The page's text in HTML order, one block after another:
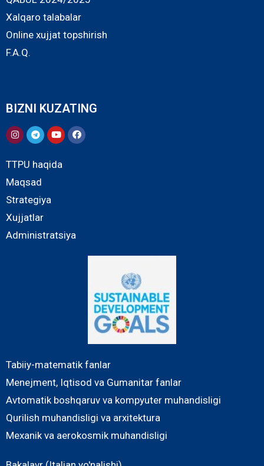
Xalqaro talabalar
Online xujjat topshirish
F.A.Q.
BIZNI KUZATING
TTPU haqida
Maqsad
Strategiya
Xujjatlar
Administratsiya
Tabiiy-matematik fanlar
Menejment, Iqtisod va Gumanitar fanlar
Avtomatik boshqaruv va kompyuter muhandisligi
Qurilish muhandisligi va arxitektura
Mexanik va aerokosmik muhandisligi